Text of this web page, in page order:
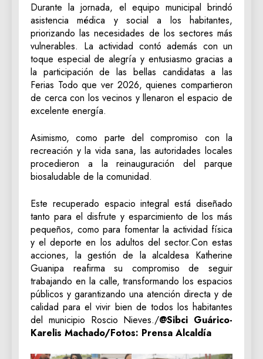
Durante la jornada, el equipo municipal brindó
asistencia médica y social a los habitantes,
priorizando las necesidades de los sectores más
vulnerables. La actividad contó además con un
toque especial de alegría y entusiasmo gracias a
la participación de las bellas candidatas a las
Ferias Todo que ver 2026, quienes compartieron
de cerca con los vecinos y llenaron el espacio de
excelente energía.
Asimismo, como parte del compromiso con la
recreación y la vida sana, las autoridades locales
procedieron a la reinauguración del parque
biosaludable de la comunidad.
Este recuperado espacio integral está diseñado
tanto para el disfrute y esparcimiento de los más
pequeños, como para fomentar la actividad física
y el deporte en los adultos del sector.Con estas
acciones, la gestión de la alcaldesa Katherine
Guanipa reafirma su compromiso de seguir
trabajando en la calle, transformando los espacios
públicos y garantizando una atención directa y de
calidad para el vivir bien de todos los habitantes
del municipio Roscio Nieves./@Sibci Guárico-
Karelis Machado/Fotos: Prensa Alcaldía